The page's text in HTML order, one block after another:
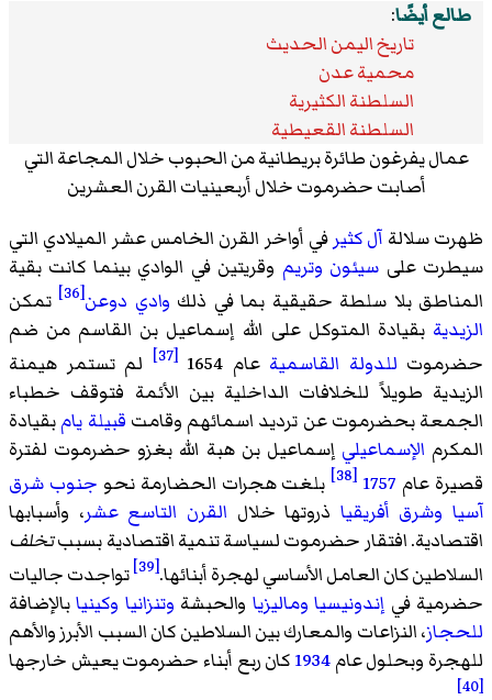
طالع أيضًا:
تاريخ اليمن الحديث
محمية عدن
السلطنة الكثيرية
السلطنة القعيطية
عمال يفرغون طائرة بريطانية من الحبوب خلال المجاعة التي
أصابت حضرموت خلال أربعينيات القرن العشرين
ظهرت سلالة آل كثيرفي أواخر القرن الخامس عشر الميلادي التي
سيطرت على سيئون وتريم وقريتين في الوادي بينما كانت بقية
المناطق بلا سلطة حقيقية بما في ذلك وادي دوعن[36]
تمكن
الزيدية بقيادة المتوكل على الله إسماعيل بن القاسم من ضم
حضرموت للدولة القاسمية عام 1654 [37]
لم تستمر هيمنة
الزيدية طويلاً للخلافات الداخلية بين الأئمة فتوقف خطباء
الجمعة بحضرموت عن ترديد اسمائهم وقامت قبيلة يامبقيادة
المكرم الإسماعيلي إسماعيل بن هبة الله بغزو حضرموت لفترة
قصيرة عام 1757
[38] بلغت هجرات الحضارمة نحو جنوب شرق
آسيا وشرق أفريقيا ذروتها خلال القرن التاسع عشر، وأسبابها
اقتصادية. افتقار حضرموت لسياسة تنمية اقتصادية بسببتخلف
السلاطين كان العامل الأساسي لهجرة أبنائها.[39]
تواجدت جاليات
حضرمية في إندونيسيا وماليزيا والحبشة وتنزانيا وكينيابالإضافة
للحجاز، النزاعات والمعارك بين السلاطين كان السبب الأبرز والأهم
للهجرة وبحلول عام1934كان ربع أبناء حضرموت يعيش خارجها
[40]